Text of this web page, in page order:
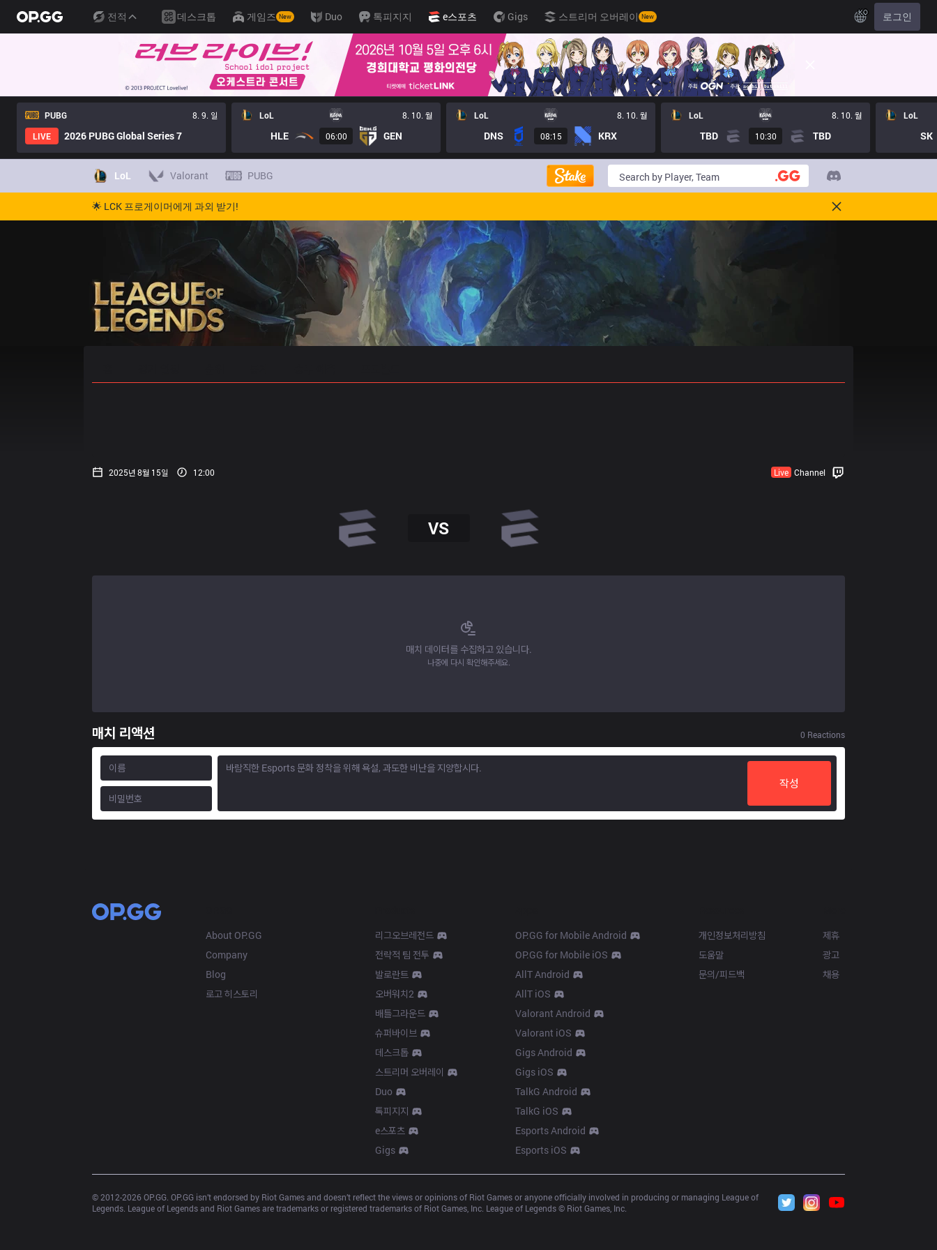
전적 데스크톱 게임즈 New Duo 톡피지지 e스포츠 Gigs 스트리머 오버레이 New KO 로그인
PUBG
8. 9. 일
LIVE
2026 PUBG Global Series 7
LoL 8. 10. 월
HLE 06:00 GEN
LoL 8. 10. 월
DNS 08:15 KRX
LoL 8. 10. 월
TBD 10:30 TBD
LoL
SK
LoL Valorant PUBG
🌟 LCK 프로게이머에게 과외 받기!
2025년 8월 15일 12:00 Live Channel
VS
매치 데이터를 수집하고 있습니다.
나중에 다시 확인해주세요.
매치 리액션 0 Reactions
작성
About OP.GG
Company
Blog
로고 히스토리
리그오브레전드
전략적 팀 전투
발로란트
오버워치2
배틀그라운드
슈퍼바이브
데스크톱
스트리머 오버레이
Duo
톡피지지
e스포츠
Gigs
OP.GG for Mobile Android
OP.GG for Mobile iOS
AllT Android
AllT iOS
Valorant Android
Valorant iOS
Gigs Android
Gigs iOS
TalkG Android
TalkG iOS
Esports Android
Esports iOS
개인정보처리방침
도움말
문의/피드백
제휴
광고
채용
© 2012-2026 OP.GG. OP.GG isn’t endorsed by Riot Games and doesn’t reflect the views or opinions of Riot Games or anyone officially involved in producing or managing League of
Legends. League of Legends and Riot Games are trademarks or registered trademarks of Riot Games, Inc. League of Legends © Riot Games, Inc.